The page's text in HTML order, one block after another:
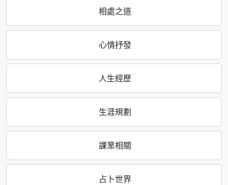
相處之道
心情抒發
人生經歷
生涯規劃
課業相關
占卜世界